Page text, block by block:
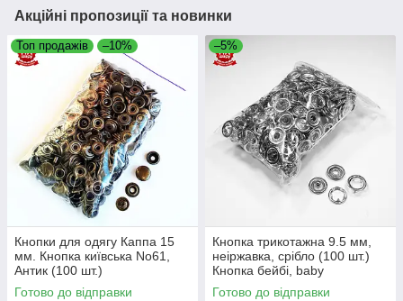
Акційні пропозиції та новинки
Топ продажів –10%
Кнопки для одягу Каппа 15
мм. Кнопка київська No61,
Антик (100 шт.)
Готово до відправки
–5%
Кнопка трикотажна 9.5 мм,
неіржавка, срібло (100 шт.)
Кнопка бейбі, baby
Готово до відправки